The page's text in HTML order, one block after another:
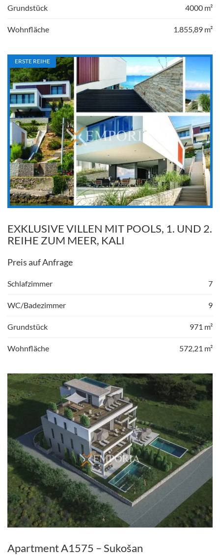
Grundstück 4000 m²
Wohnfläche 1.855,89 m²
ERSTE REIHE
EXKLUSIVE VILLEN MIT POOLS, 1. UND 2.
REIHE ZUM MEER, KALI
Preis auf Anfrage
Schlafzimmer 7
WC/Badezimmer 9
Grundstück 971 m²
Wohnfläche 572,21 m²
Apartment A1575 – Sukošan